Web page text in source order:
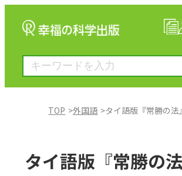
TOP 外国語 タイ語版『常勝の法』
タイ語版『常勝の法